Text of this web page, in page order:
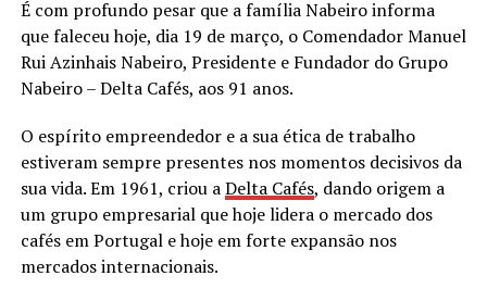
É com profundo pesar que a família Nabeiro informa
que faleceu hoje, dia 19 de março, o Comendador Manuel
Rui Azinhais Nabeiro, Presidente e Fundador do Grupo
Nabeiro – Delta Cafés, aos 91 anos.
O espírito empreendedor e a sua ética de trabalho
estiveram sempre presentes nos momentos decisivos da
sua vida. Em 1961, criou aDelta Cafés, dando origem a
um grupo empresarial que hoje lidera o mercado dos
cafés em Portugal e hoje em forte expansão nos
mercados internacionais.